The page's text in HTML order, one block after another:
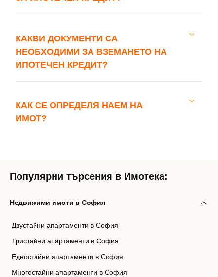
Забравена парола?
Вход
или използвай профил
КАКВИ ДОКУМЕНТИ СА
НЕОБХОДИМИ ЗА ВЗЕМАНЕТО НА
ИПОТЕЧЕН КРЕДИТ?
КАК СЕ ОПРЕДЕЛЯ НАЕМ НА
ИМОТ?
Популярни търсения в Имотека:
Недвижими имоти в София
Двустайни апартаменти в София
Тристайни апартаменти в София
Едностайни апартаменти в София
Многостайни апартаменти в София